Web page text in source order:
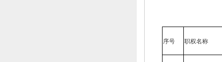
序号 职权名称